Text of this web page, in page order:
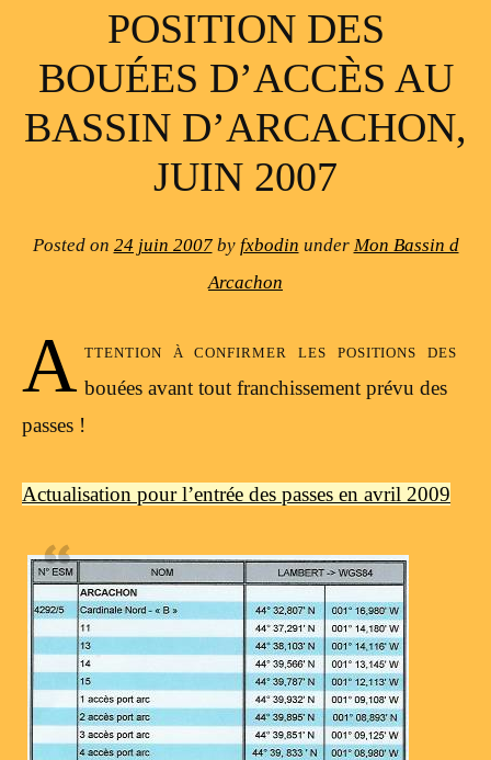
POSITION DES
BOUÉES D’ACCÈS AU
BASSIN D’ARCACHON,
JUIN 2007
Posted on 24 juin 2007by fxbodin under Mon Bassin d
Arcachon
A ttention à confirmer les positions des
bouées avant tout franchissement prévu des
passes !
Actualisation pour l’entrée des passes en avril 2009